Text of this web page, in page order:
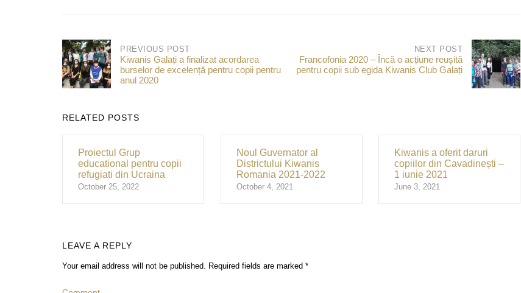
PREVIOUS POST
Kiwanis Galați a finalizat acordarea
burselor de excelență pentru copii pentru
anul 2020
NEXT POST
Francofonia 2020 – Încă o acțiune reușită
pentru copii sub egida Kiwanis Club Galați
RELATED POSTS
Proiectul Grup
educational pentru copii
refugiati din Ucraina
October 25, 2022
Noul Guvernator al
Districtului Kiwanis
Romania 2021-2022
October 4, 2021
Kiwanis a oferit daruri
copiilor din Cavadinești –
1 iunie 2021
June 3, 2021
LEAVE A REPLY
Your email address will not be published. Required fields are marked *